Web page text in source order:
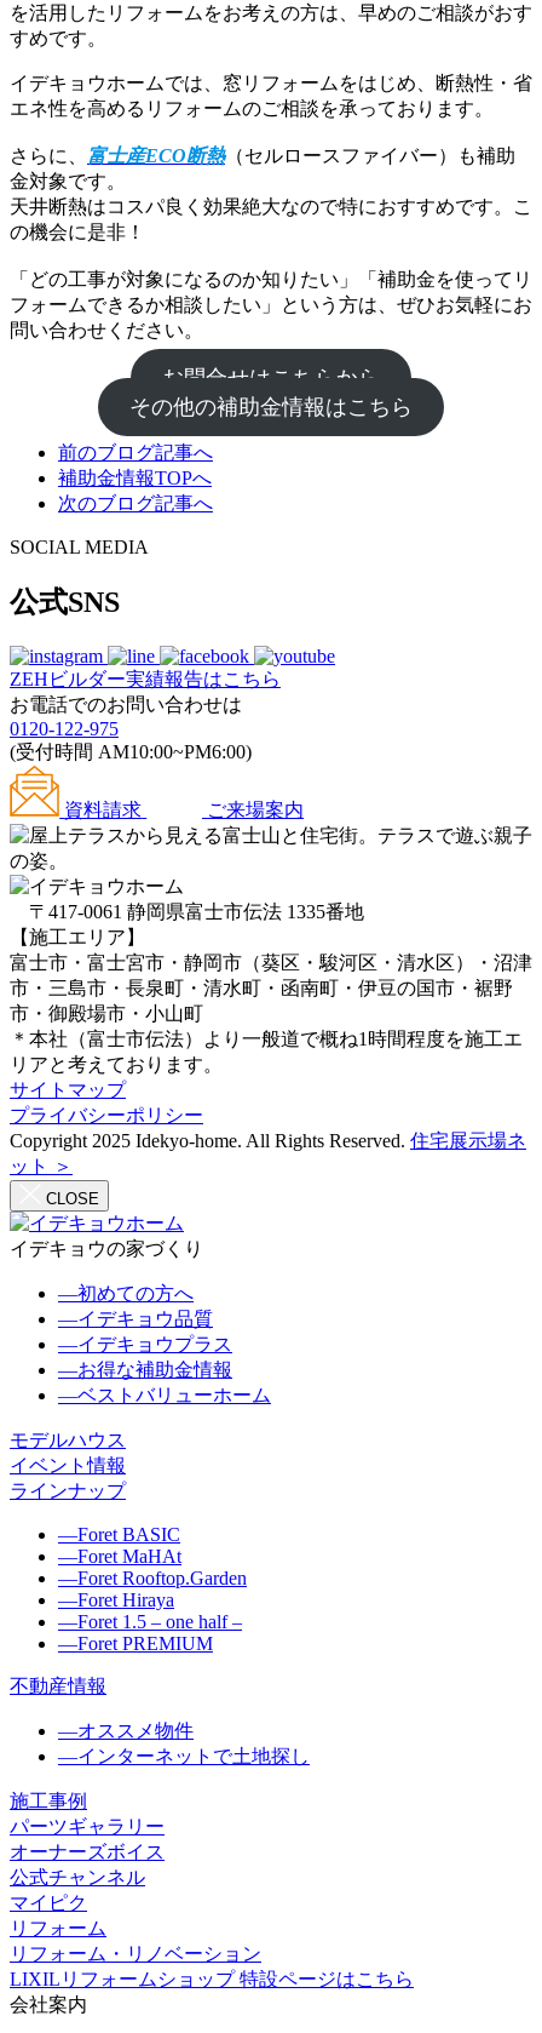
を活用したリフォームをお考えの方は、早めのご相談がおす
すめです。
イデキョウホームでは、窓リフォームをはじめ、断熱性・省
エネ性を高めるリフォームのご相談を承っております。
さらに、 富士産ECO断熱（セルロースファイバー）も補助
金対象です。
天井断熱はコスパ良く効果絶大なので特におすすめです。こ
の機会に是非！
「どの工事が対象になるのか知りたい」「補助金を使ってリ
フォームできるか相談したい」という方は、ぜひお気軽にお
問い合わせください。
お問合せはこちらから
その他の補助金情報はこちら
前のブログ記事へ
補助金情報TOPへ
次のブログ記事へ
SOCIAL MEDIA
公式SNS
ZEHビルダー実績報告はこちら
お電話でのお問い合わせは
0120-122-975
(受付時間 AM10:00~PM6:00)
資料請求 ご来場案内
〒417-0061 静岡県富士市伝法 1335番地
【施工エリア】
富士市・富士宮市・静岡市（葵区・駿河区・清水区）・沼津
市・三島市・長泉町・清水町・函南町・伊豆の国市・裾野
市・御殿場市・小山町
＊本社（富士市伝法）より一般道で概ね1時間程度を施工エ
リアと考えております。
サイトマップ
プライバシーポリシー
Copyright 2025 Idekyo-home. All Rights Reserved. 住宅展示場ネ
ット ＞
CLOSE
イデキョウの家づくり
―初めての方へ
―イデキョウ品質
―イデキョウプラス
―お得な補助金情報
―ベストバリューホーム
モデルハウス
イベント情報
ラインナップ
―Foret BASIC
―Foret MaHAt
―Foret Rooftop.Garden
―Foret Hiraya
―Foret 1.5 – one half –
―Foret PREMIUM
不動産情報
―オススメ物件
―インターネットで土地探し
施工事例
パーツギャラリー
オーナーズボイス
公式チャンネル
マイピク
リフォーム
リフォーム・リノベーション
LIXILリフォームショップ 特設ページはこちら
会社案内